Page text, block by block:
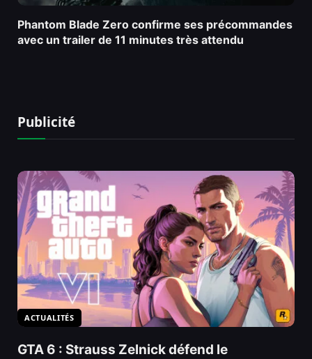
Phantom Blade Zero confirme ses précommandes
avec un trailer de 11 minutes très attendu
Publicité
ACTUALITÉS
GTA 6 : Strauss Zelnick défend le